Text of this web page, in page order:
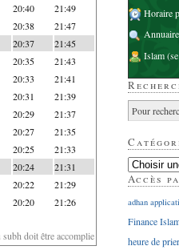
20:40 21:49
20:38 21:47
20:37 21:45
20:35 21:43
20:33 21:41
20:31 21:39
20:29 21:37
20:27 21:35
20:25 21:33
20:24 21:31
20:22 21:29
20:20 21:26
doit être accomplie
Horaire
Islam
Accès
adhan
Finance
heure de